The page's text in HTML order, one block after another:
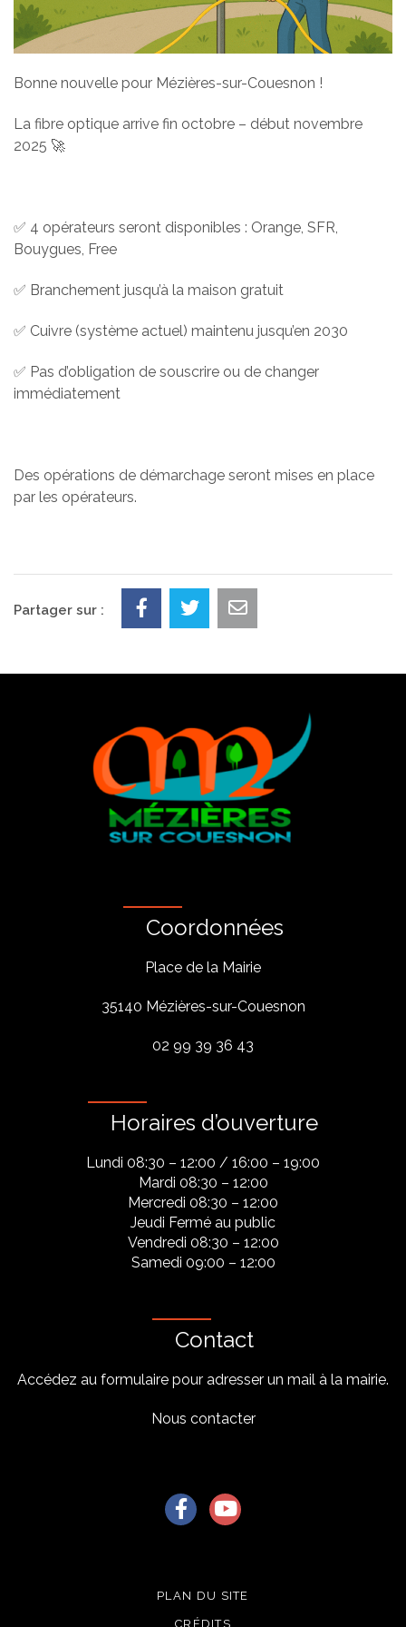
Bonne nouvelle pour Mézières-sur-Couesnon !
La fibre optique arrive fin octobre – début novembre
2025 🚀
✅ 4 opérateurs seront disponibles : Orange, SFR,
Bouygues, Free
✅ Branchement jusqu’à la maison gratuit
✅ Cuivre (système actuel) maintenu jusqu’en 2030
✅ Pas d’obligation de souscrire ou de changer
immédiatement
Des opérations de démarchage seront mises en place
par les opérateurs.
Partager sur :
Coordonnées
Place de la Mairie
35140 Mézières-sur-Couesnon
02 99 39 36 43
Horaires d’ouverture
Lundi 08:30 – 12:00 / 16:00 – 19:00
Mardi 08:30 – 12:00
Mercredi 08:30 – 12:00
Jeudi Fermé au public
Vendredi 08:30 – 12:00
Samedi 09:00 – 12:00
Contact
Accédez au formulaire pour adresser un mail à la mairie.
Nous contacter
Lien vers le compte Facebook
Lien vers la chaîne
PLAN DU SITE
CRÉDITS